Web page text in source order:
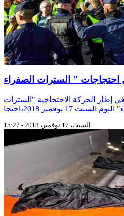
شخص في إطار الحركة الاحتجاجية "السترات
السبت، 17 نوفمبر، 2018 - 15:27